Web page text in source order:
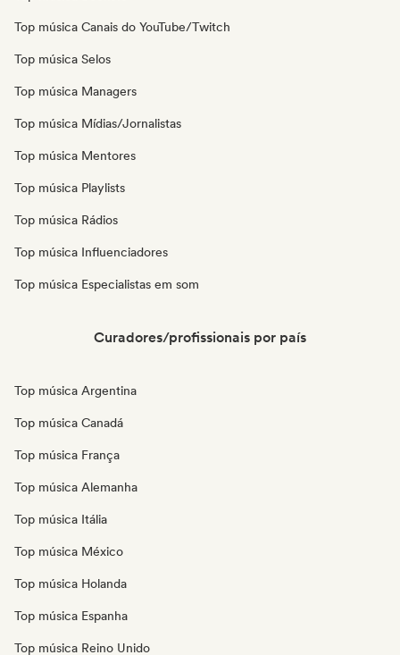
Top música Canais do YouTube/Twitch
Top música Selos
Top música Managers
Top música Mídias/Jornalistas
Top música Mentores
Top música Playlists
Top música Rádios
Top música Influenciadores
Top música Especialistas em som
Curadores/profissionais por país
Top música Argentina
Top música Canadá
Top música França
Top música Alemanha
Top música Itália
Top música México
Top música Holanda
Top música Espanha
Top música Reino Unido